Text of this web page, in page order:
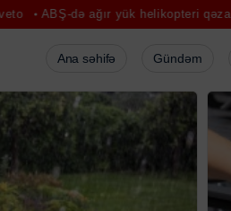
ABŞ-də ağır yük helikopteri qəzaya
Ana səhifə Gündəm